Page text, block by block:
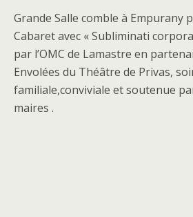
Grande Salle comble à Empurany
Cabaret avec « Subliminati
par l’OMC de Lamastre en
Envolées du Théâtre de Privas,
familiale,conviviale et soutenue
maires .